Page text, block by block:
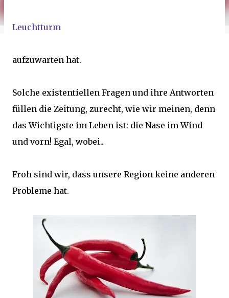
Leuchtturm
aufzuwarten hat.
Solche existentiellen Fragen und ihre Antworten
füllen die Zeitung, zurecht, wie wir meinen, denn
das Wichtigste im Leben ist: die Nase im Wind
und vorn! Egal, wobei..
Froh sind wir, dass unsere Region keine anderen
Probleme hat.